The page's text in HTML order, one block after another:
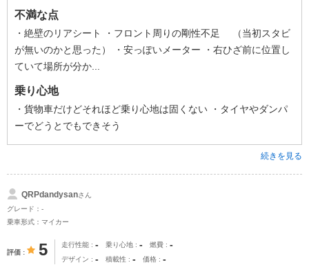
不満な点
・絶壁のリアシート ・フロント周りの剛性不足 （当初スタビ
が無いのかと思った） ・安っぽいメーター ・右ひざ前に位置し
ていて場所が分か...
乗り心地
・貨物車だけどそれほど乗り心地は固くない ・タイヤやダンパ
ーでどうとでもできそう
続きを見る
QRPdandysanさん
グレード：-
乗車形式：マイカー
評価 5 走行性能 - 乗り心地 - 燃費 -
デザイン - 積載性 - 価格 -